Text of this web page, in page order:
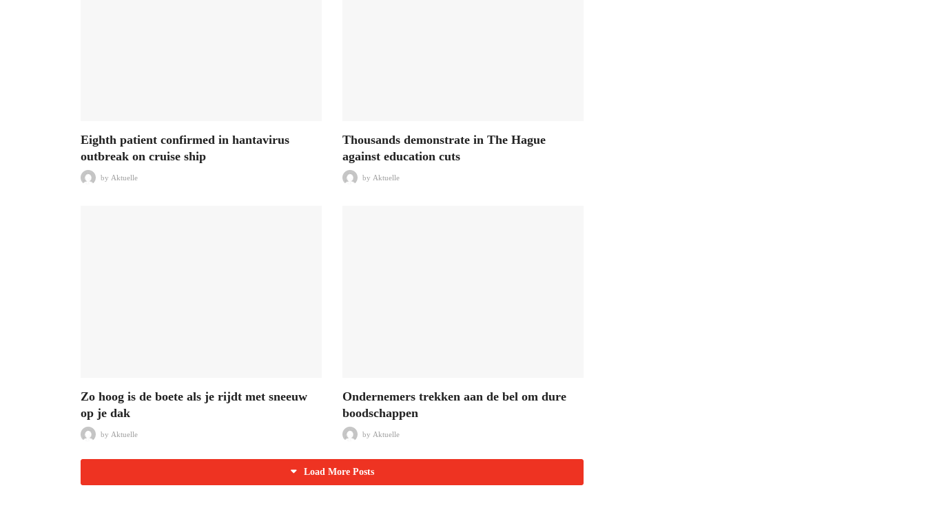
Eighth patient confirmed in hantavirus
outbreak on cruise ship
by Aktuelle
Thousands demonstrate in The Hague
against education cuts
by Aktuelle
Zo hoog is de boete als je rijdt met sneeuw
op je dak
by Aktuelle
Ondernemers trekken aan de bel om dure
boodschappen
by Aktuelle
Load More Posts